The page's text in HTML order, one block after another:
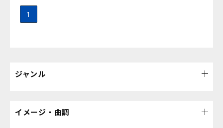
1
ジャンル
イメージ・曲調